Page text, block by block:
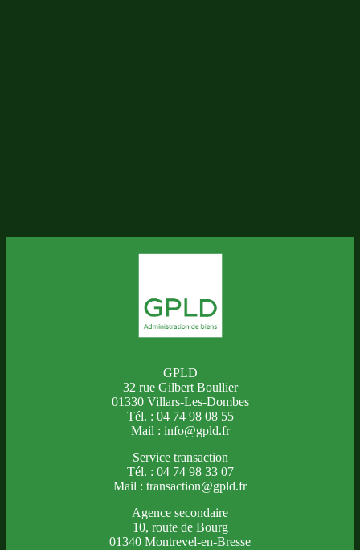
GPLD
32 rue Gilbert Boullier
01330 Villars-Les-Dombes
Tél. : 04 74 98 08 55
Mail : info@gpld.fr
Service transaction
Tél. : 04 74 98 33 07
Mail : transaction@gpld.fr
Agence secondaire
10, route de Bourg
01340 Montrevel-en-Bresse